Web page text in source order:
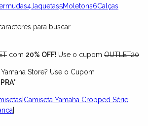
4Jaquetas5Moletons6Calças
para buscar
com 20% OFF! Use o cupom OUTLET20
Store? Use o Cupom
"
Camiseta Yamaha Cropped Série